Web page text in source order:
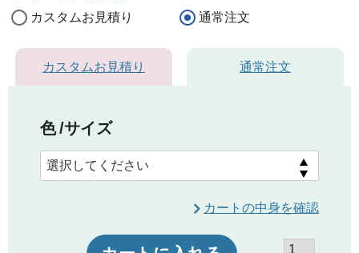
カスタムお見積り
通常注文
カスタムお見積り 通常注文
色 サイズ
カートの中身を確認